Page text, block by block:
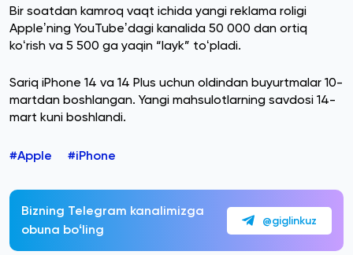
Bir soatdan kamroq vaqt ichida yangi reklama roligi
Appleʼning YouTubeʼdagi kanalida 50 000 dan ortiq
koʻrish va 5 500 ga yaqin “layk” toʻpladi.
Sariq iPhone 14 va 14 Plus uchun oldindan buyurtmalar 10-
martdan boshlangan. Yangi mahsulotlarning savdosi 14-
mart kuni boshlandi.
#Apple #iPhone
Bizning Telegram kanalimizga
obuna boʻling
@giglinkuz